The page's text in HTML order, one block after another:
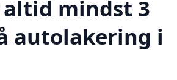
mindst 3
autolakering i